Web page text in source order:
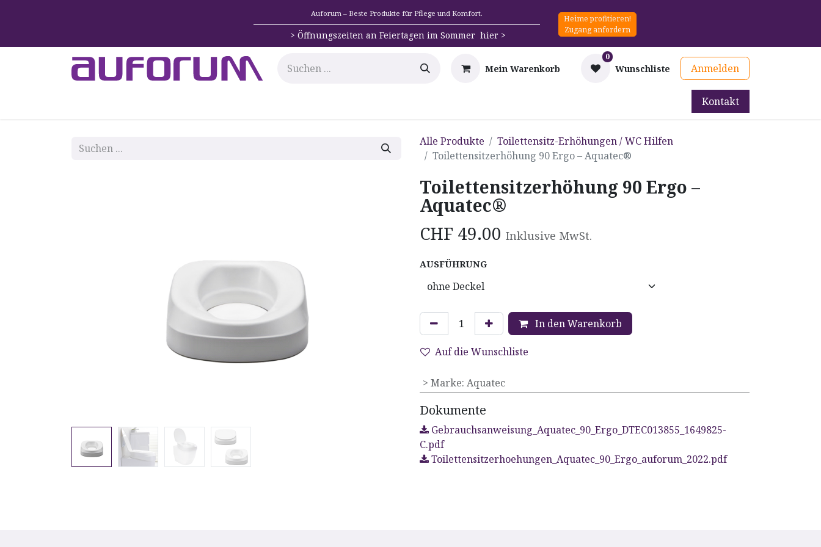
Auforum – Beste Produkte für Pflege und Komfort.
> Öffnungszeiten an Feiertagen im Sommer hier >
Heime profitieren!
Zugang anfordern
Mein Warenkorb
0
Wunschliste Anmelden
Mieten
Kontakt
Alle Produkte
Toilettensitz-Erhöhungen / WC Hilfen
Toilettensitzerhöhung 90 Ergo – Aquatec®
Toilettensitzerhöhung 90 Ergo –
Aquatec®
CHF 49.00 Inklusive MwSt.
AUSFÜHRUNG
In den Warenkorb
Auf die Wunschliste
> Marke: Aquatec
Dokumente
Gebrauchsanweisung_Aquatec_90_Ergo_DTEC013855_1649825-
C.pdf
Toilettensitzerhoehungen_Aquatec_90_Ergo_auforum_2022.pdf